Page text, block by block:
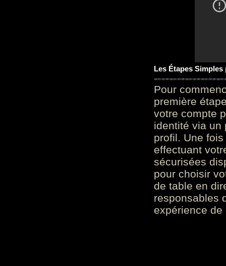
Les Étapes
Pour
première
votre compte
identité via un
profil. Une
effectuant
sécurisées
pour choisir
de table en
responsables
expérience